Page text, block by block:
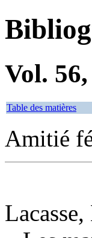
Vol.
Table des matières
Amitié